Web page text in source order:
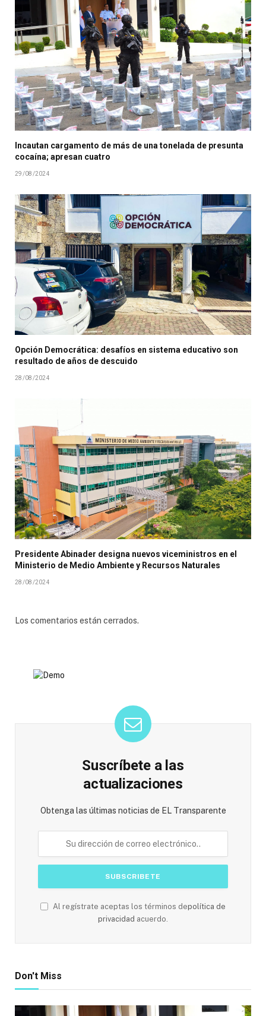
Incautan cargamento de más de una tonelada de presunta
cocaína; apresan cuatro
29/08/2024
Opción Democrática: desafíos en sistema educativo son
resultado de años de descuido
28/08/2024
Presidente Abinader designa nuevos viceministros en el
Ministerio de Medio Ambiente y Recursos Naturales
28/08/2024
Los comentarios están cerrados.
Suscríbete a las
actualizaciones
Obtenga las últimas noticias de EL Transparente
Al regístrate aceptas los términos depolítica de
privacidad acuerdo.
Don't Miss